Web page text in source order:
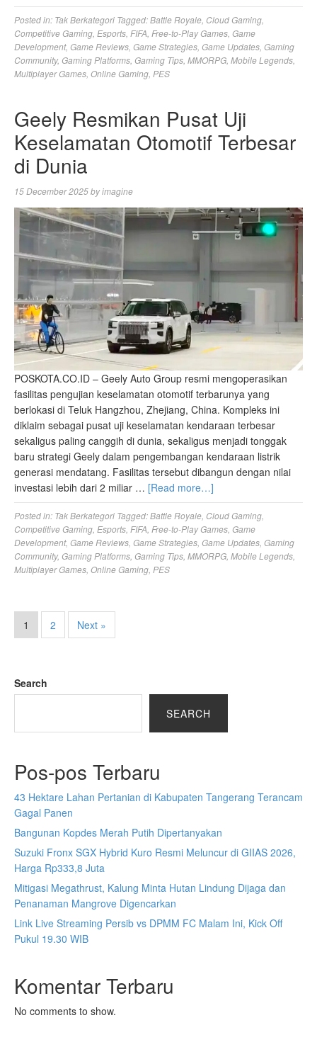
Posted in: Tak Berkategori Tagged:Battle Royale Cloud Gaming
Competitive Gaming Esports FIFA Free-to-Play Games Game
Development, Game Reviews Game Strategies Game Updates Gaming
Community, Gaming Platforms Gaming Tips MMORPG Mobile Legends
Multiplayer Games Online Gaming PES
Geely Resmikan Pusat Uji
Keselamatan Otomotif Terbesar
di Dunia
15 December 2025byimagine
POSKOTA.CO.ID – Geely Auto Group resmi mengoperasikan
fasilitas pengujian keselamatan otomotif terbarunya yang
berlokasi di Teluk Hangzhou, Zhejiang, China. Kompleks ini
diklaim sebagai pusat uji keselamatan kendaraan terbesar
sekaligus paling canggih di dunia, sekaligus menjadi tonggak
baru strategi Geely dalam pengembangan kendaraan listrik
generasi mendatang. Fasilitas tersebut dibangun dengan nilai
investasi lebih dari 2 miliar … [Read more…]
Posted in: Tak Berkategori Tagged:Battle Royale Cloud Gaming
Competitive Gaming Esports FIFA Free-to-Play Games Game
Development, Game Reviews Game Strategies Game Updates Gaming
Community, Gaming Platforms Gaming Tips MMORPG Mobile Legends
Multiplayer Games Online Gaming PES
1 2 Next »
Search
SEARCH
Pos-pos Terbaru
43 Hektare Lahan Pertanian di Kabupaten Tangerang Terancam
Gagal Panen
Bangunan Kopdes Merah Putih Dipertanyakan
Suzuki Fronx SGX Hybrid Kuro Resmi Meluncur di GIIAS 2026,
Harga Rp333,8 Juta
Mitigasi Megathrust, Kalung Minta Hutan Lindung Dijaga dan
Penanaman Mangrove Digencarkan
Link Live Streaming Persib vs DPMM FC Malam Ini, Kick Off
Pukul 19.30 WIB
Komentar Terbaru
No comments to show.